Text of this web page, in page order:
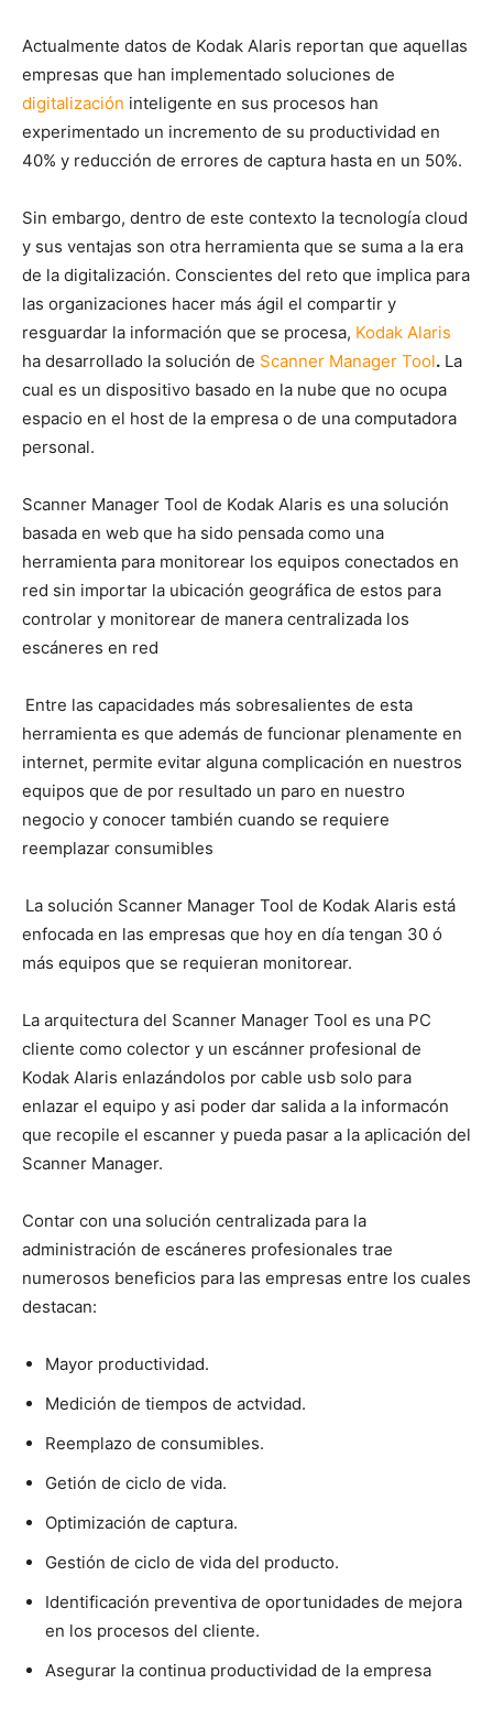
Actualmente datos de Kodak Alaris reportan que aquellas
empresas que han implementado soluciones de
digitalización inteligente en sus procesos han
experimentado un incremento de su productividad en
40% y reducción de errores de captura hasta en un 50%.
Sin embargo, dentro de este contexto la tecnología cloud
y sus ventajas son otra herramienta que se suma a la era
de la digitalización. Conscientes del reto que implica para
las organizaciones hacer más ágil el compartir y
resguardar la información que se procesa, Kodak Alaris
ha desarrollado la solución de Scanner Manager Tool. La
cual es un dispositivo basado en la nube que no ocupa
espacio en el host de la empresa o de una computadora
personal.
Scanner Manager Tool de Kodak Alaris es una solución
basada en web que ha sido pensada como una
herramienta para monitorear los equipos conectados en
red sin importar la ubicación geográfica de estos para
controlar y monitorear de manera centralizada los
escáneres en red
Entre las capacidades más sobresalientes de esta
herramienta es que además de funcionar plenamente en
internet, permite evitar alguna complicación en nuestros
equipos que de por resultado un paro en nuestro
negocio y conocer también cuando se requiere
reemplazar consumibles
La solución Scanner Manager Tool de Kodak Alaris está
enfocada en las empresas que hoy en día tengan 30 ó
más equipos que se requieran monitorear.
La arquitectura del Scanner Manager Tool es una PC
cliente como colector y un escánner profesional de
Kodak Alaris enlazándolos por cable usb solo para
enlazar el equipo y asi poder dar salida a la informacón
que recopile el escanner y pueda pasar a la aplicación del
Scanner Manager.
Contar con una solución centralizada para la
administración de escáneres profesionales trae
numerosos beneficios para las empresas entre los cuales
destacan:
Mayor productividad.
Medición de tiempos de actvidad.
Reemplazo de consumibles.
Getión de ciclo de vida.
Optimización de captura.
Gestión de ciclo de vida del producto.
Identificación preventiva de oportunidades de mejora
en los procesos del cliente.
Asegurar la continua productividad de la empresa